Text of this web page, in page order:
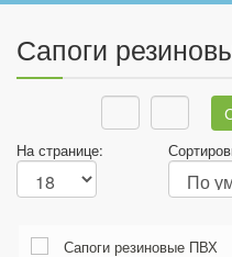
Сапоги
На странице: